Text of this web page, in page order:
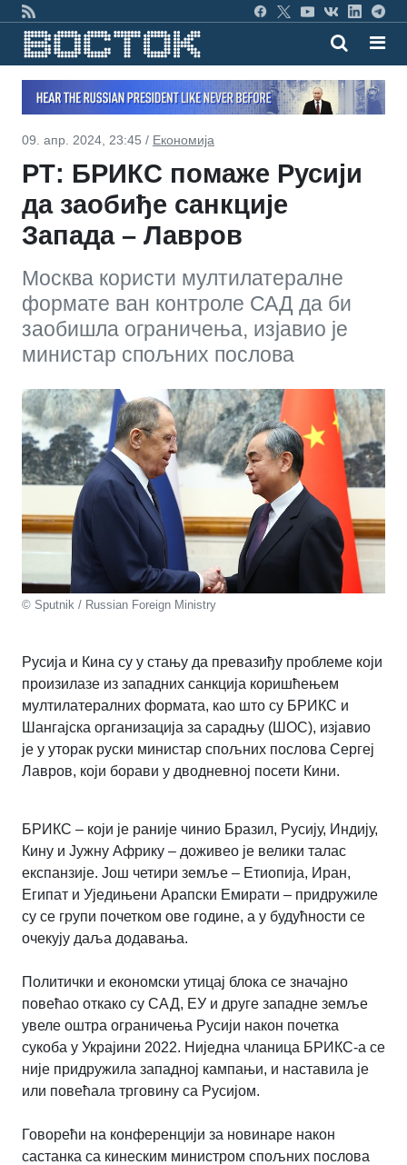
09. апр. 2024, 23:45 / Економија
РТ: БРИКС помаже Русији
да заобиђе санкције
Запада – Лавров
Москва користи мултилатералне
формате ван контроле САД да би
заобишла ограничења, изјавио је
министар спољних послова
© Sputnik / Russian Foreign Ministry
Русија и Кина су у стању да превазиђу проблеме који
произилазе из западних санкција коришћењем
мултилатералних формата, као што су БРИКС и
Шангајска организација за сарадњу (ШОС), изјавио
је у уторак руски министар спољних послова Сергеј
Лавров, који борави у дводневној посети Кини.
БРИКС – који је раније чинио Бразил, Русију, Индију,
Кину и Јужну Африку – доживео је велики талас
експанзије. Још четири земље – Етиопија, Иран,
Египат и Уједињени Арапски Емирати – придружиле
су се групи почетком ове године, а у будућности се
очекују даља додавања.
Политички и економски утицај блока се значајно
повећао откако су САД, ЕУ и друге западне земље
увеле оштра ограничења Русији након почетка
сукоба у Украјини 2022. Ниједна чланица БРИКС-а се
није придружила западној кампањи, и наставила је
или повећала трговину са Русијом.
Говорећи на конференцији за новинаре након
састанка са кинеским министром спољних послова